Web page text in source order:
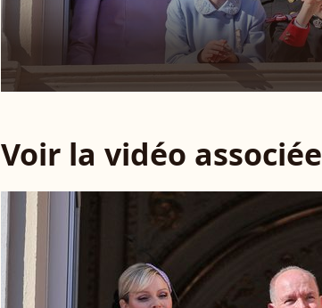
Voir la vidéo associée